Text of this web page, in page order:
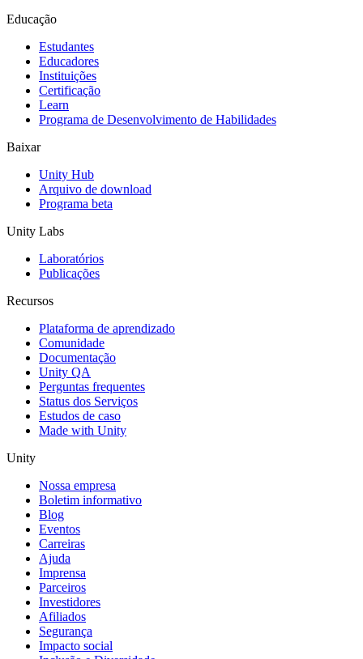
Educação
Estudantes
Educadores
Instituições
Certificação
Learn
Programa de Desenvolvimento de Habilidades
Baixar
Unity Hub
Arquivo de download
Programa beta
Unity Labs
Laboratórios
Publicações
Recursos
Plataforma de aprendizado
Comunidade
Documentação
Unity QA
Perguntas frequentes
Status dos Serviços
Estudos de caso
Made with Unity
Unity
Nossa empresa
Boletim informativo
Blog
Eventos
Carreiras
Ajuda
Imprensa
Parceiros
Investidores
Afiliados
Segurança
Impacto social